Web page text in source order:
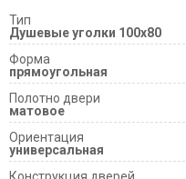
Тип
Душевые уголки 100х80
Форма
прямоугольная
Полотно двери
матовое
Ориентация
универсальная